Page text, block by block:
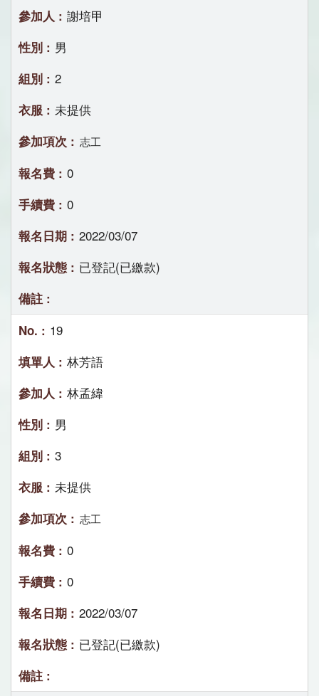
謝培甲
男
2
未提供
志工
0
0
2022/03/07
已登記(已繳款)
19
林芳語
林孟緯
男
3
未提供
志工
0
0
2022/03/07
已登記(已繳款)